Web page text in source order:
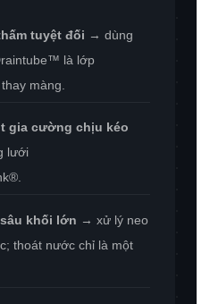
tuyệt đối → dùng
là lớp
màng.
gia cường chịu kéo
lưới
khối lớn → xử lý neo
thoát nước chỉ là một